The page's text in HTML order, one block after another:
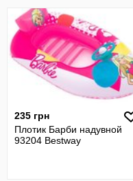
235 грн
Плотик Барби надувной
93204 Bestway